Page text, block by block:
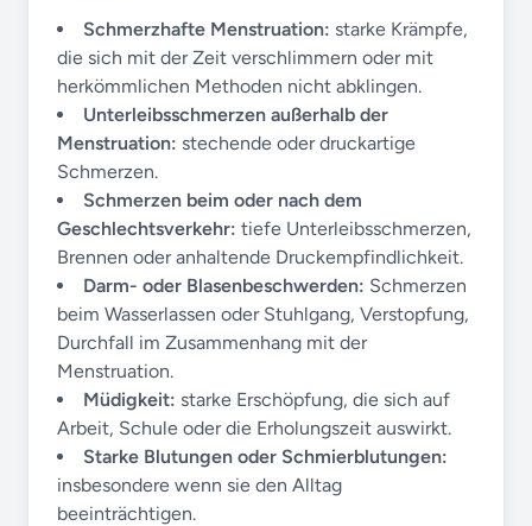
Schmerzhafte Menstruation: starke Krämpfe,
die sich mit der Zeit verschlimmern oder mit
herkömmlichen Methoden nicht abklingen.
Unterleibsschmerzen außerhalb der
Menstruation: stechende oder druckartige
Schmerzen.
Schmerzen beim oder nach dem
Geschlechtsverkehr: tiefe Unterleibsschmerzen,
Brennen oder anhaltende Druckempfindlichkeit.
Darm- oder Blasenbeschwerden: Schmerzen
beim Wasserlassen oder Stuhlgang, Verstopfung,
Durchfall im Zusammenhang mit der
Menstruation.
Müdigkeit: starke Erschöpfung, die sich auf
Arbeit, Schule oder die Erholungszeit auswirkt.
Starke Blutungen oder Schmierblutungen:
insbesondere wenn sie den Alltag
beeinträchtigen.